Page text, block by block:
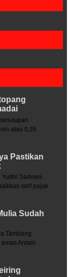
atau 0,35
Pastikan
Yudhi Sadewa
tarif pajak
Sudah
Tambang
Antam